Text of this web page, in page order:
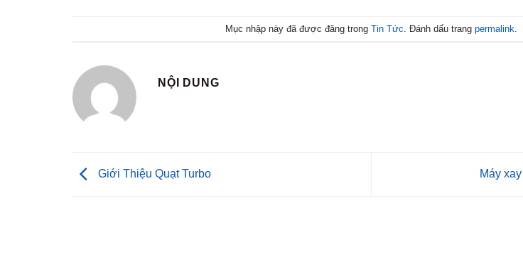
Mục nhập này đã được đăng trong Tin Tức . Đánh dấu trang permalink
NỘI DUNG
Giới Thiệu Quạt Turbo Máy